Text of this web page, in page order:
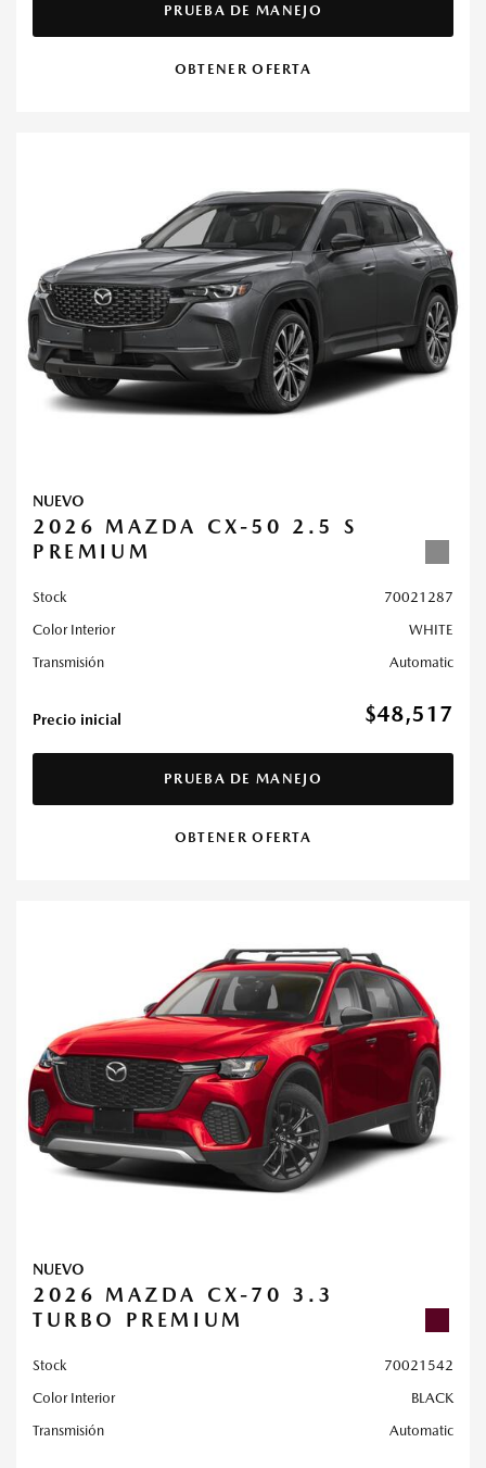
PRUEBA DE MANEJO
OBTENER OFERTA
NUEVO
2026 MAZDA CX-50 2.5 S
PREMIUM
Stock
70021287
Color Interior
WHITE
Transmisión
Automatic
Precio inicial $48,517
PRUEBA DE MANEJO
OBTENER OFERTA
NUEVO
2026 MAZDA CX-70 3.3
TURBO PREMIUM
Stock
70021542
Color Interior
BLACK
Transmisión
Automatic